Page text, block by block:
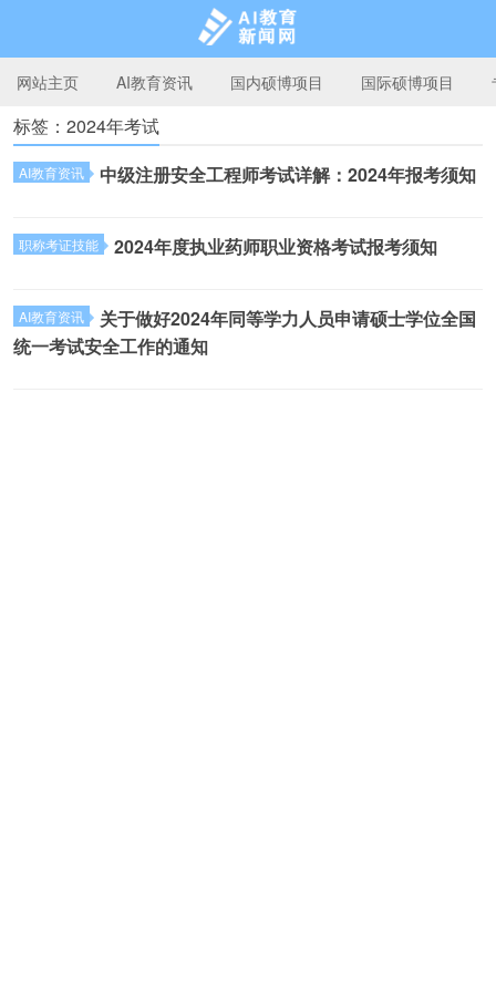
AI教育新闻网
网站主页 AI教育资讯 国内硕博项目 国际硕博项目
标签：2024年考试
AI教育资讯 中级注册安全工程师考试详解：2024年报考须知
职称考证技能 2024年度执业药师职业资格考试报考须知
AI教育资讯
关于做好2024年同等学力人员申请硕士学位全国
统一考试安全工作的通知